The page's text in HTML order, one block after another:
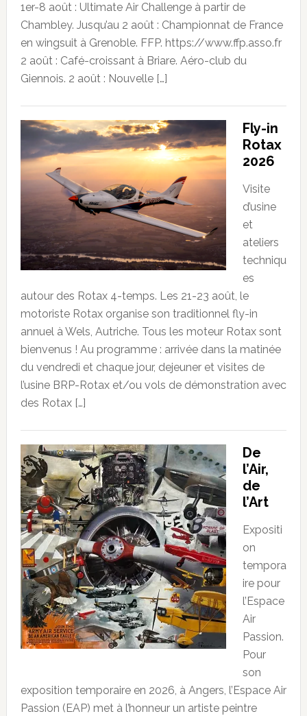
1er-8 août : Ultimate Air Challenge à partir de
Chambley. Jusqu’au 2 août : Championnat de France
en wingsuit à Grenoble. FFP. https://www.ffp.asso.fr
2 août : Café-croissant à Briare. Aéro-club du
Giennois. 2 août : Nouvelle […]
Fly-in
Rotax
2026
Visite
d’usine
et
ateliers
techniqu
es
autour des Rotax 4-temps. Les 21-23 août, le
motoriste Rotax organise son traditionnel fly-in
annuel à Wels, Autriche. Tous les moteur Rotax sont
bienvenus ! Au programme : arrivée dans la matinée
du vendredi et chaque jour, dejeuner et visites de
l’usine BRP-Rotax et/ou vols de démonstration avec
des Rotax […]
De
l’Air,
de
l’Art
Expositi
on
tempora
ire pour
l’Espace
Air
Passion.
Pour
son
exposition temporaire en 2026, à Angers, l’Espace Air
Passion (EAP) met à l’honneur un artiste peintre